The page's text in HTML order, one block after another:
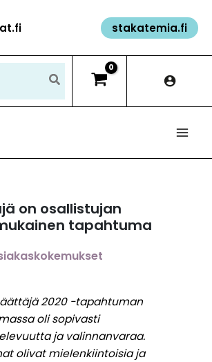
stakatemia.fi
on osallistujan
tapahtuma
2020 -tapahtuman
oli sopivasti
ja valinnanvaraa.
olivat mielenkiintoisia ja